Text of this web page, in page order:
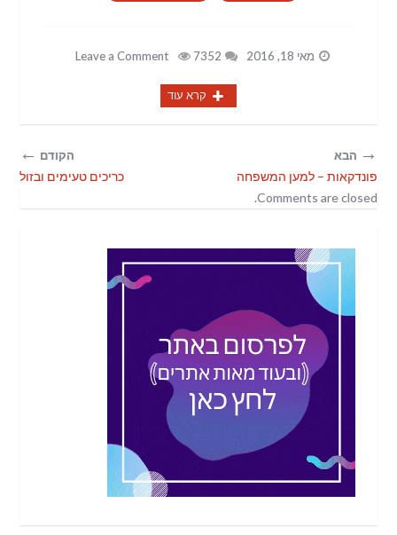
מאי 18, 2016 Leave a Comment 7352
קרא עוד
← הקודם
כריכים טעימים ובזול
→
פונדקאות – למען המשפחה
Comments are closed.